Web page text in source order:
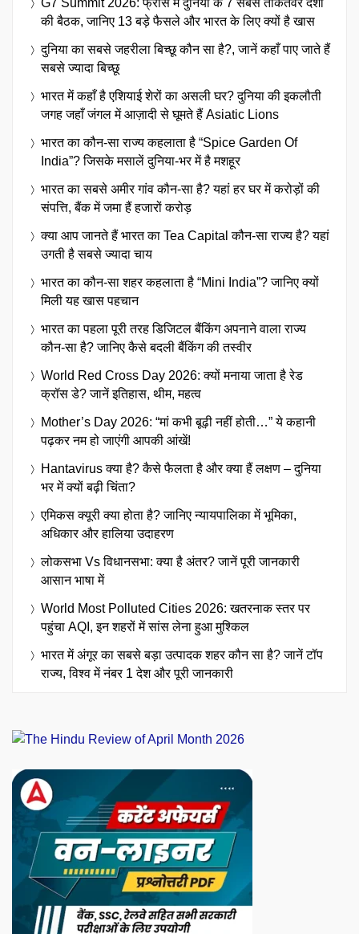
की बैठक, जानिए 13 बड़े फैसले और भारत के लिए क्यों है खास
दुनिया का सबसे जहरीला बिच्छू कौन सा है?, जानें कहाँ पाए जाते हैं
सबसे ज्यादा बिच्छू
भारत में कहाँ है एशियाई शेरों का असली घर? दुनिया की इकलौती
जगह जहाँ जंगल में आज़ादी से घूमते हैं Asiatic Lions
भारत का कौन-सा राज्य कहलाता है “Spice Garden Of
India”? जिसके मसालें दुनिया-भर में है मशहूर
भारत का सबसे अमीर गांव कौन-सा है? यहां हर घर में करोड़ों की
संपत्ति, बैंक में जमा हैं हजारों करोड़
क्या आप जानते हैं भारत का Tea Capital कौन-सा राज्य है? यहां
उगती है सबसे ज्यादा चाय
भारत का कौन-सा शहर कहलाता है “Mini India”? जानिए क्यों
मिली यह खास पहचान
भारत का पहला पूरी तरह डिजिटल बैंकिंग अपनाने वाला राज्य
कौन-सा है? जानिए कैसे बदली बैंकिंग की तस्वीर
World Red Cross Day 2026: क्यों मनाया जाता है रेड
क्रॉस डे? जानें इतिहास, थीम, महत्व
Mother’s Day 2026: “मां कभी बूढ़ी नहीं होती…” ये कहानी
पढ़कर नम हो जाएंगी आपकी आंखें!
Hantavirus क्या है? कैसे फैलता है और क्या हैं लक्षण – दुनिया
भर में क्यों बढ़ी चिंता?
एमिकस क्यूरी क्या होता है? जानिए न्यायपालिका में भूमिका,
अधिकार और हालिया उदाहरण
लोकसभा Vs विधानसभा: क्या है अंतर? जानें पूरी जानकारी
आसान भाषा में
World Most Polluted Cities 2026: खतरनाक स्तर पर
पहुंचा AQI, इन शहरों में सांस लेना हुआ मुश्किल
भारत में अंगूर का सबसे बड़ा उत्पादक शहर कौन सा है? जानें टॉप
राज्य, विश्व में नंबर 1 देश और पूरी जानकारी